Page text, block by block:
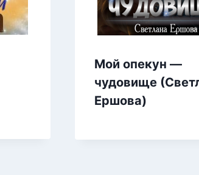
Мой опекун —
чудовище
Ершова)